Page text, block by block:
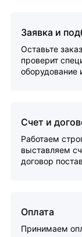
Заявка и
Оставьте
проверит
оборудование
Счет и
Работаем
выставляем
договор
Оплата
Принимаем